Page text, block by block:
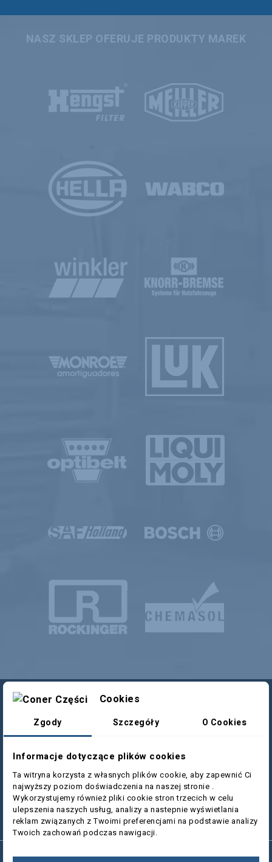
NASZ SKLEP OFERUJE PRODUKTY MAREK
WYSYŁKI I ODBIORY
PRODUKTY
NASZA FIRMA
Cookies
Zgody Szczegóły O Cookies
Informacje dotyczące plików cookies
Ta witryna korzysta z własnych plików cookie, aby zapewnić Ci
najwyższy poziom doświadczenia na naszej stronie .
Wykorzystujemy również pliki cookie stron trzecich w celu
ulepszenia naszych usług, analizy a nastepnie wyświetlania
reklam związanych z Twoimi preferencjami na podstawie analizy
Twoich zachowań podczas nawigacji.
ODSTĄP OD UMOWY TUTAJ
© 2026 - Copyright:Coner Części| Created by:Media